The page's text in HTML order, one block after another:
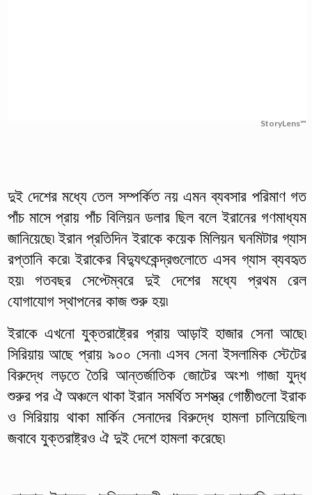
StoryLens™
দুই দেশের মধ্যে তেল সম্পর্কিত নয় এমন ব্যবসার পরিমাণ গত
পাঁচ মাসে প্রায় পাঁচ বিলিয়ন ডলার ছিল বলে ইরানের গণমাধ্যম
জানিয়েছে৷ ইরান প্রতিদিন ইরাকে কয়েক মিলিয়ন ঘনমিটার গ্যাস
রপ্তানি করে৷ ইরাকের বিদ্যুৎকেন্দ্রগুলোতে এসব গ্যাস ব্যবহৃত
হয়৷ গতবছর সেপ্টেম্বরে দুই দেশের মধ্যে প্রথম রেল
যোগাযোগ স্থাপনের কাজ শুরু হয়৷
ইরাকে এখনো যুক্তরাষ্ট্রের প্রায় আড়াই হাজার সেনা আছে৷
সিরিয়ায় আছে প্রায় ৯০০ সেনা৷ এসব সেনা ইসলামিক স্টেটের
বিরুদ্ধে লড়তে তৈরি আন্তর্জাতিক জোটের অংশ৷ গাজা যুদ্ধ
শুরুর পর ঐ অঞ্চলে থাকা ইরান সমর্থিত সশস্ত্র গোষ্ঠীগুলো ইরাক
ও সিরিয়ায় থাকা মার্কিন সেনাদের বিরুদ্ধে হামলা চালিয়েছিল৷
জবাবে যুক্তরাষ্ট্রও ঐ দুই দেশে হামলা করেছে৷